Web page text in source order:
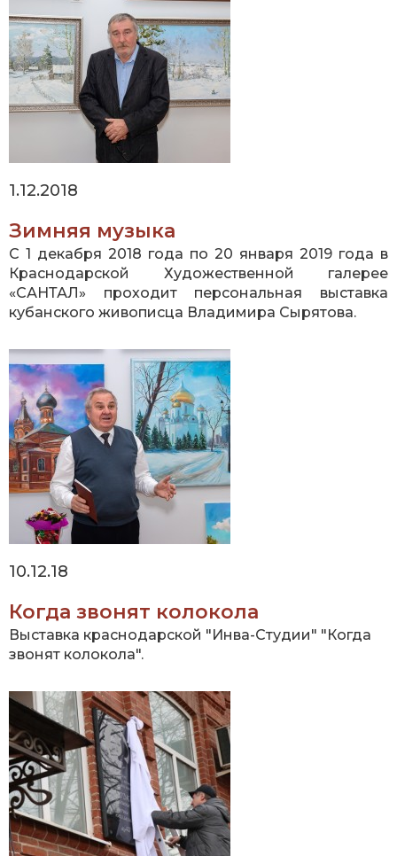
1.12.2018
Зимняя музыка
С 1 декабря 2018 года по 20 января 2019 года в
Краснодарской Художественной галерее
«САНТАЛ» проходит персональная выставка
кубанского живописца Владимира Сырятова.
10.12.18
Когда звонят колокола
Выставка краснодарской "Инва-Студии" "Когда
звонят колокола".